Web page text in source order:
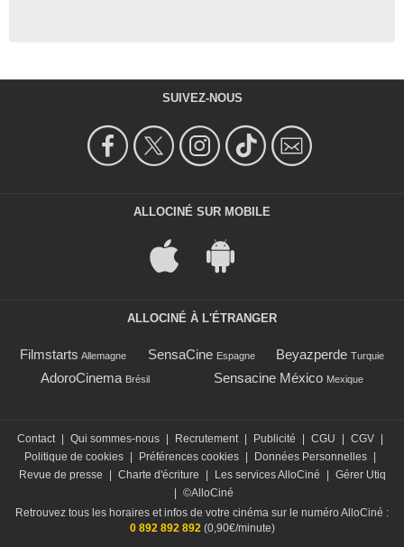
SUIVEZ-NOUS
ALLOCINÉ SUR MOBILE
ALLOCINÉ À L'ÉTRANGER
Filmstarts Allemagne SensaCine Espagne Beyazperde Turquie
AdoroCinema Brésil Sensacine México Mexique
Contact Qui sommes-nous Recrutement Publicité CGU CGV
Politique de cookies
Préférences cookies Données Personnelles
Revue de presse
Charte d'écriture Les services AlloCiné
Gérer Utiq
©AlloCiné
Retrouvez tous les horaires et infos de votre cinéma sur le numéro AlloCiné :
0 892 892 892(0,90€/minute)